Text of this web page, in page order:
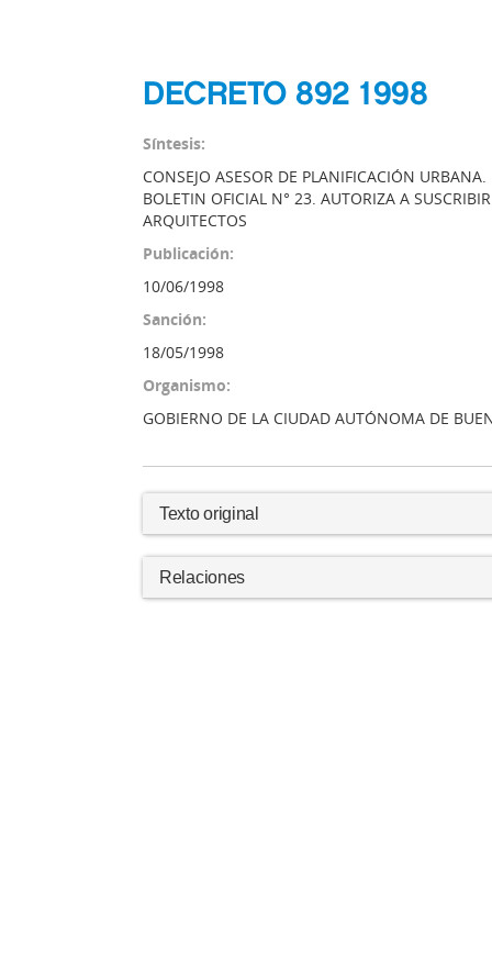
DECRETO 892 1998
Síntesis:
CONSEJO ASESOR DE PLANIFICACIÓN
BOLETIN OFICIAL N° 23. AUTORIZA A
ARQUITECTOS
Publicación:
10/06/1998
Sanción:
18/05/1998
Organismo:
GOBIERNO DE LA CIUDAD AUTÓNOMA DE
Texto original
Relaciones